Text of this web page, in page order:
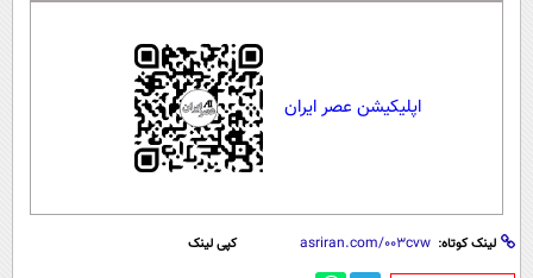
اپلیکیشن عصر ایران
لینک کوتاه: کپی لینک